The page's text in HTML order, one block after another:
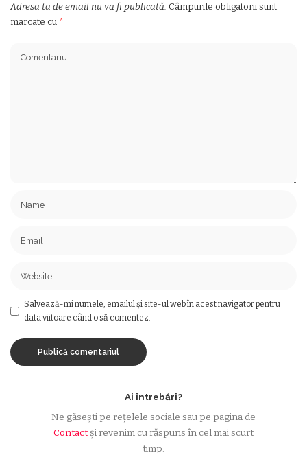
Adresa ta de email nu va fi publicată. Câmpurile obligatorii sunt
marcate cu *
Salvează-mi numele, emailul și site-ul web în acest navigator pentru
data viitoare când o să comentez.
Ai întrebări?
Ne găsești pe rețelele sociale sau pe pagina de
Contactși revenim cu răspuns în cel mai scurt
timp.